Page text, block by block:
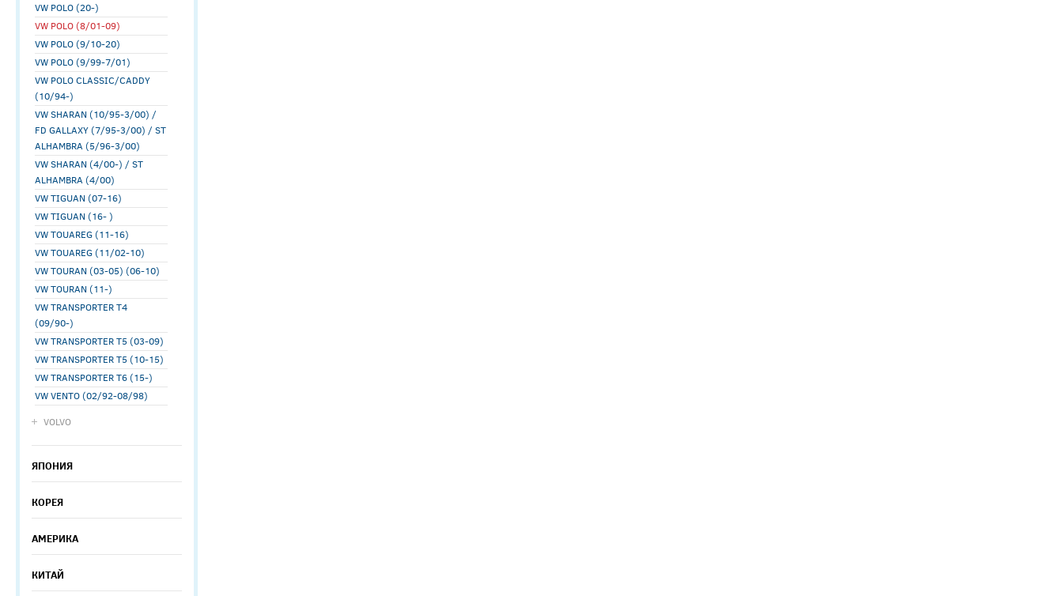
VW POLO (20-)
VW POLO (8/01-09)
VW POLO (9/10-20)
VW POLO (9/99-7/01)
VW POLO CLASSIC/CADDY
(10/94-)
VW SHARAN (10/95-3/00) /
FD GALLAXY (7/95-3/00) / ST
ALHAMBRA (5/96-3/00)
VW SHARAN (4/00-) / ST
ALHAMBRA (4/00)
VW TIGUAN (07-16)
VW TIGUAN (16- )
VW TOUAREG (11-16)
VW TOUAREG (11/02-10)
VW TOURAN (03-05) (06-10)
VW TOURAN (11-)
VW TRANSPORTER T4
(09/90-)
VW TRANSPORTER T5 (03-09)
VW TRANSPORTER T5 (10-15)
VW TRANSPORTER T6 (15-)
VW VENTO (02/92-08/98)
VOLVO
ЯПОНИЯ
КОРЕЯ
АМЕРИКА
КИТАЙ